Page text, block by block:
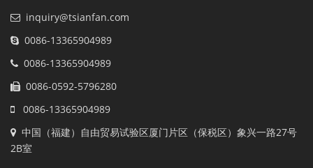
inquiry@tsianfan.com
0086-13365904989
0086-13365904989
0086-0592-5796280
0086-13365904989
中国（福建）自由贸易试验区厦门片区（保税区）象兴一路27号
2B室